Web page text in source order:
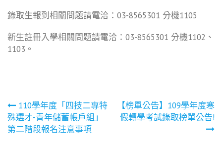
錄取生報到相關問題請電洽：03-8565301 分機1105
新生註冊入學相關問題請電洽：03-8565301 分機1102、
1103。
文
章
110學年度「四技二專特
殊選才-青年儲蓄帳戶組」
第二階段報名注意事項
【榜單公告】109學年度寒
假轉學考試錄取榜單公告!